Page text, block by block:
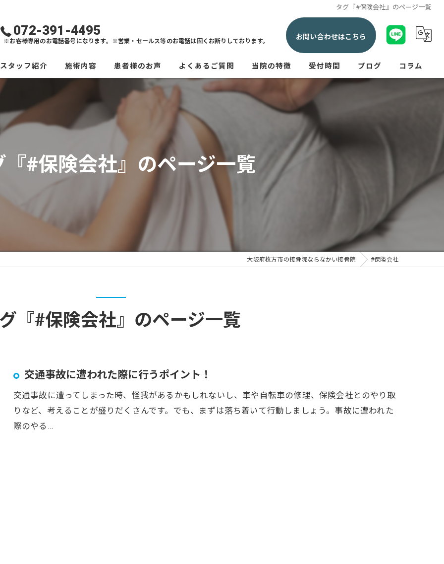
タグ『#保険会社』のページ一覧
072-391-4495
※お客様専用のお電話番号になります。※営業・セールス等のお電話は固くお断りしております。
お問い合わせはこちら
タッフ紹介 施術内容 患者様のお声 よくあるご質問 当院の特徴
交通事故
肩こり
神経痛
受付時間 ブログ コラム
『#保険会社』のページ一覧
大阪府枚方市の接骨院ならなかい接骨院 #保険会社
『#保険会社』のページ一覧
交通事故に遭われた際に行うポイント！
交通事故に遭ってしまった時、怪我があるかもしれないし、車や自転車の修理、保険会社とのやり取
りなど、考えることが盛りだくさんです。でも、まずは落ち着いて行動しましょう。事故に遭われた
際のやる…